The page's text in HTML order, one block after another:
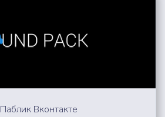
Паблик Вконтакте